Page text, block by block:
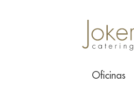
Oficinas